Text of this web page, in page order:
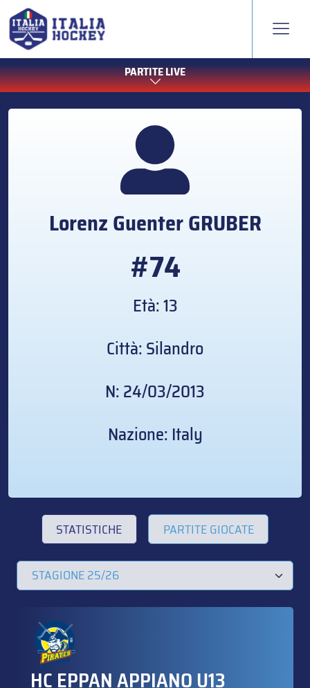
PARTITE LIVE
Lorenz GuenterGRUBER
#74
Età: 13
Città: Silandro
N: 24/03/2013
Nazione: Italy
STATISTICHE PARTITE GIOCATE
HC EPPAN APPIANO U13